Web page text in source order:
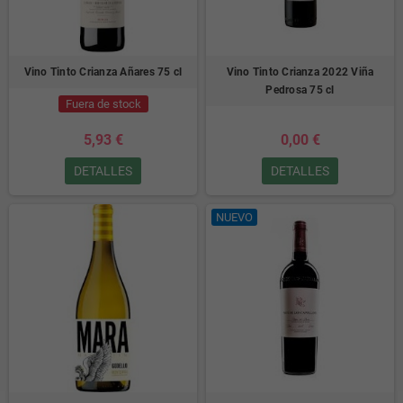
Vino Tinto Crianza Añares 75 cl
Fuera de stock
5,93 €
DETALLES
Vino Tinto Crianza 2022 Viña
Pedrosa 75 cl
0,00 €
DETALLES
NUEVO